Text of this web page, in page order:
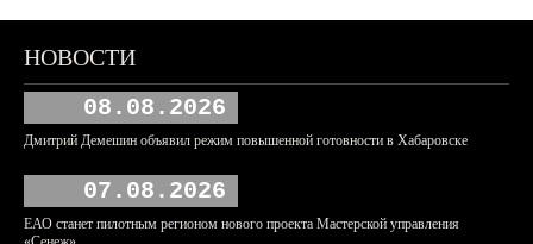
НОВОСТИ
08.08.2026
Дмитрий Демешин объявил режим повышенной готовности в Хабаровске
07.08.2026
ЕАО станет пилотным регионом нового проекта Мастерской управления